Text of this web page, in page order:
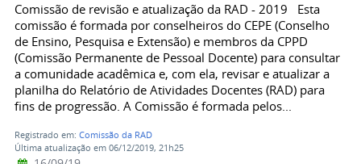
Comissão de revisão e atualização da RAD - 2019 Esta
comissão é formada por conselheiros do CEPE (Conselho
de Ensino, Pesquisa e Extensão) e membros da CPPD
(Comissão Permanente de Pessoal Docente) para consultar
a comunidade acadêmica e, com ela, revisar e atualizar a
planilha do Relatório de Atividades Docentes (RAD) para
fins de progressão. A Comissão é formada pelos...
Registrado em: Comissão da RAD
Última atualização em 06/12/2019, 21h25